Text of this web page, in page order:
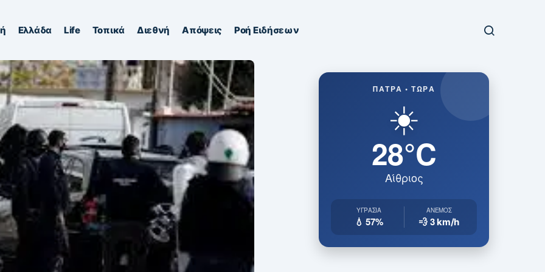
Ελλάδα Life Τοπικά Διεθνή Απόψεις Ροή Ειδήσεων
ΠΆΤΡΑ • ΤΏΡΑ
☀️
28°C
Αίθριος
ΥΓΡΑΣΊΑ
💧 57%
ΆΝΕΜΟΣ
💨 3km/h